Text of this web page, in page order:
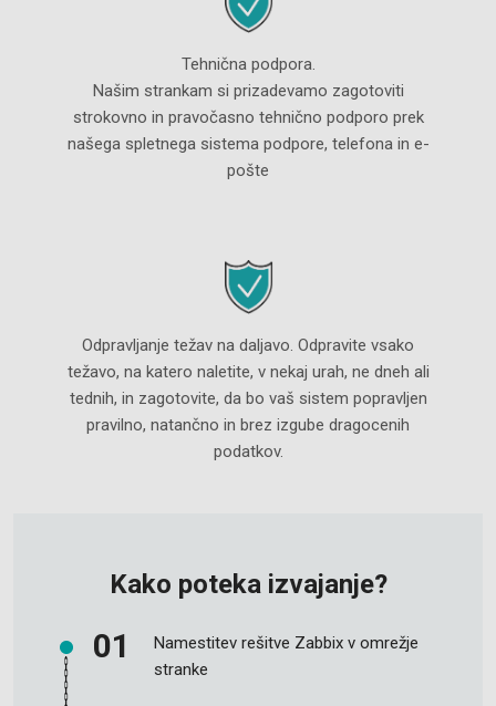
Tehnična podpora.
Našim strankam si prizadevamo zagotoviti
strokovno in pravočasno tehnično podporo prek
našega spletnega sistema podpore, telefona in e-
pošte
Odpravljanje težav na daljavo. Odpravite vsako
težavo, na katero naletite, v nekaj urah, ne dneh ali
tednih, in zagotovite, da bo vaš sistem popravljen
pravilno, natančno in brez izgube dragocenih
podatkov.
Kako poteka izvajanje?
Namestitev rešitve Zabbix v omrežje
stranke